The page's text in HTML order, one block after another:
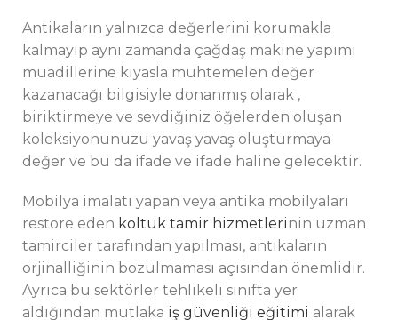
Antikaların yalnızca değerlerini korumakla
kalmayıp aynı zamanda çağdaş makine yapımı
muadillerine kıyasla muhtemelen değer
kazanacağı bilgisiyle donanmış olarak ,
biriktirmeye ve sevdiğiniz öğelerden oluşan
koleksiyonunuzu yavaş yavaş oluşturmaya
değer ve bu da ifade ve ifade haline gelecektir.
Mobilya imalatı yapan veya antika mobilyaları
restore eden koltuk tamir hizmetlerinin uzman
tamirciler tarafından yapılması, antikaların
orjinalliğinin bozulmaması açısından önemlidir.
Ayrıca bu sektörler tehlikeli sınıfta yer
aldığından mutlaka iş güvenliği eğitimi alarak